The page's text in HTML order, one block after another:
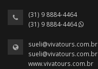
(31) 9 8884-4464
(31) 9 8884-4464
sueli@vivatours.com.br
sueli@vivatours.com.br
www.vivatours.com.br